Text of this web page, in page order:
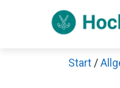
Start /